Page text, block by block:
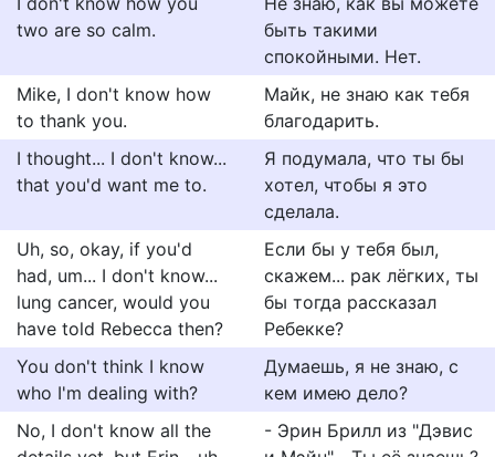
two are so calm.
быть такими
спокойными. Нет.
Mike, I don't know how
to thank you.
Майк, не знаю как тебя
благодарить.
I thought... I don't know...
that you'd want me to.
Я подумала, что ты бы
хотел, чтобы я это
сделала.
Uh, so, okay, if you'd
had, um... I don't know...
lung cancer, would you
have told Rebecca then?
Если бы у тебя был,
скажем... рак лёгких, ты
бы тогда рассказал
Ребекке?
You don't think I know
who I'm dealing with?
Думаешь, я не знаю, с
кем имею дело?
No, I don't know all the
- Эрин Брилл из "Дэвис